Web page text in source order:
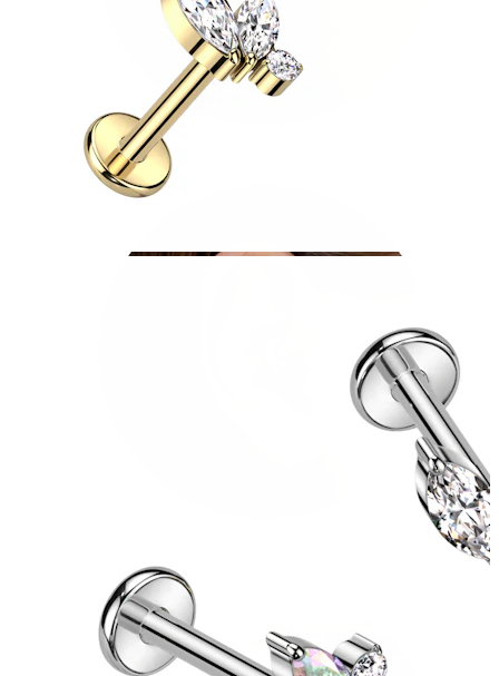
Conch